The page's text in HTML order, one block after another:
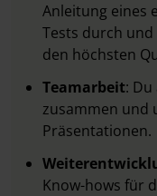
Anleitung eines
Tests durch
den höchsten
Teamarbeit:
zusammen und
Präsentationen.
Know-hows für